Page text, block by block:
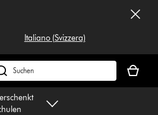
Italiano (Svizzera)
ist